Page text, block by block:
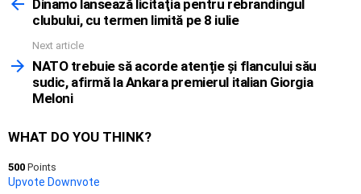
Dinamo lansează licitaţia pentru rebrandingul
clubului, cu termen limită pe 8 iulie
Next article
NATO trebuie să acorde atenție și flancului său
sudic, afirmă la Ankara premierul italian Giorgia
Meloni
WHAT DO YOU THINK?
500 Points
Upvote Downvote